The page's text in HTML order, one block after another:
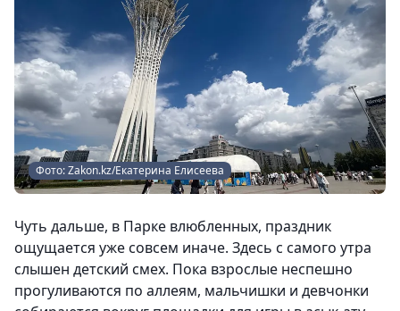
Фото: Zakon.kz/Екатерина Елисеева
Чуть дальше, в Парке влюбленных, праздник
ощущается уже совсем иначе. Здесь с самого утра
слышен детский смех. Пока взрослые неспешно
прогуливаются по аллеям, мальчишки и девчонки